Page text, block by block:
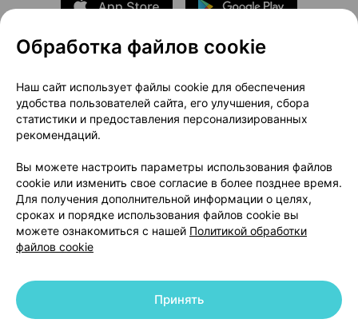
О проекте
Новости проекта
Размещение рекламы
Медицинский маркетинг
Публичный договор
Доставка
Способы оплаты
Вакансии
Партнеры
Написать руководителю 103.by
Написать в поддержку
Персональные настройки Cookie
© 2026 ООО «Артокс Лаб», УНП 191700409 | 220012, Республика Беларусь,
Обработка файлов cookie
Наш сайт использует файлы cookie для обеспечения
удобства пользователей сайта, его улучшения, сбора
статистики и предоставления персонализированных
рекомендаций.
Вы можете настроить параметры использования файлов
cookie или изменить свое согласие в более позднее время.
Для получения дополнительной информации о целях,
сроках и порядке использования файлов cookie вы
можете ознакомиться с нашей Политикой обработки
файлов cookie
Принять